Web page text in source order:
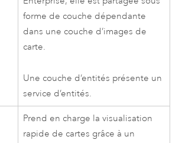
forme de couche dépendante
dans une couche d’images de
carte.
Une couche d’entités présente un
service d’entités.
Prend en charge la visualisation
rapide de cartes grâce à un